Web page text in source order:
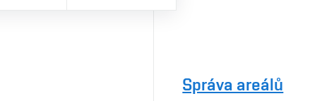
Správa areálů